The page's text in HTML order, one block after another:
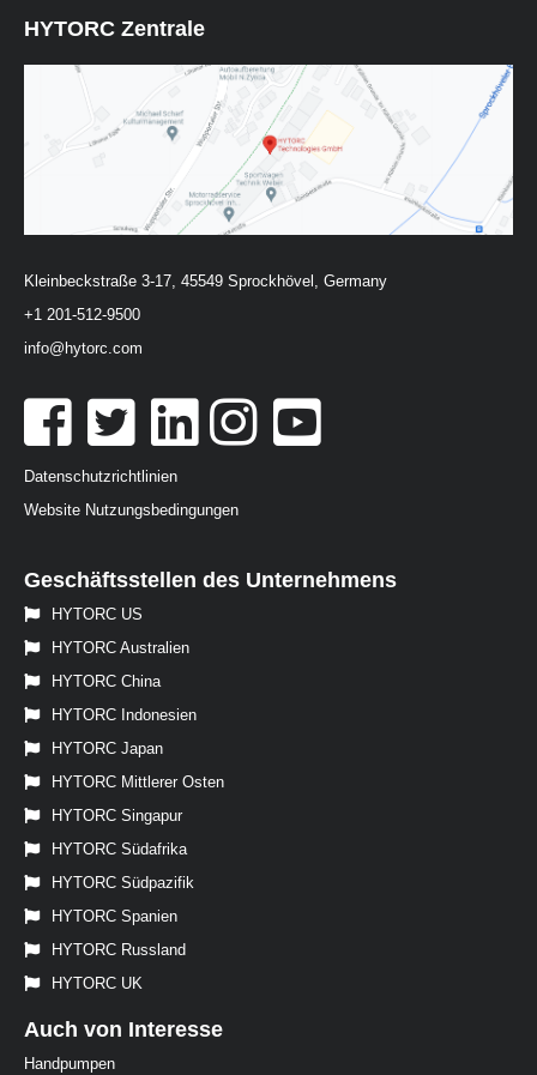
HYTORC Zentrale
Kleinbeckstraße 3-17, 45549 Sprockhövel, Germany
+1 201-512-9500
info@hytorc.com
Datenschutzrichtlinien
Website Nutzungsbedingungen
Geschäftsstellen des Unternehmens
HYTORC US
HYTORC Australien
HYTORC China
HYTORC Indonesien
HYTORC Japan
HYTORC Mittlerer Osten
HYTORC Singapur
HYTORC Südafrika
HYTORC Südpazifik
HYTORC Spanien
HYTORC Russland
HYTORC UK
Auch von Interesse
Handpumpen